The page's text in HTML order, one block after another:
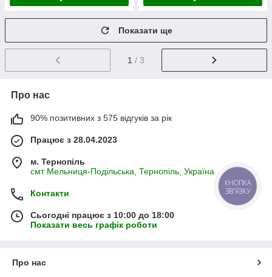
Показати ще
1 / 3
Про нас
90% позитивних з 575 відгуків за рік
Працює з 28.04.2023
м. Тернопіль
смт Мельниця-Подільська, Тернопіль, Україна
Контакти
Сьогодні працює з 10:00 до 18:00
Показати весь графік роботи
Про нас
КНОПКА
ЗВ'ЯЗКУ